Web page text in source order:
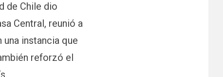
de Chile dio
Central, reunió a
instancia que
reforzó el